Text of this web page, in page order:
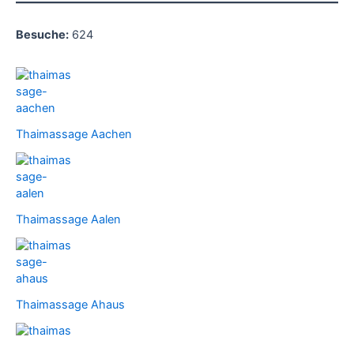
Besuche: 624
Thaimassage Aachen
Thaimassage Aalen
Thaimassage Ahaus